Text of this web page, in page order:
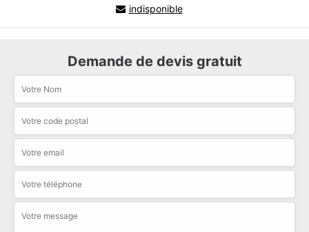
indisponible
Demande de devis gratuit